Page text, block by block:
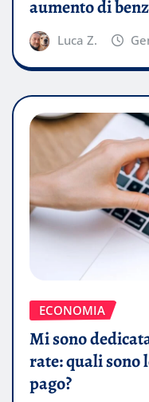
aumento di
Luca Z.
ECONOMIA
Mi sono
rate: quali sono
pago?